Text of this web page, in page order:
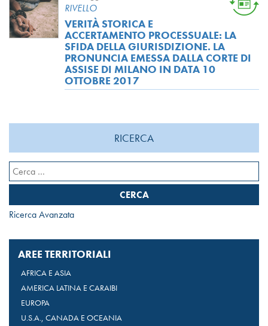
RIVELLO
VERITÀ STORICA E
ACCERTAMENTO PROCESSUALE: LA
SFIDA DELLA GIURISDIZIONE. LA
PRONUNCIA EMESSA DALLA CORTE DI
ASSISE DI MILANO IN DATA 10
OTTOBRE 2017
RICERCA
Ricerca
per:
Ricerca Avanzata
AREE TERRITORIALI
AFRICA E ASIA
AMERICA LATINA E CARAIBI
EUROPA
U.S.A., CANADA E OCEANIA